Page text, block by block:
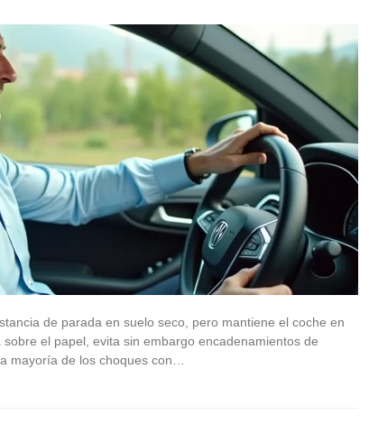
de parada en suelo seco, pero mantiene el coche en
el papel, evita sin embargo encadenamientos de
mayoría de los choques con…